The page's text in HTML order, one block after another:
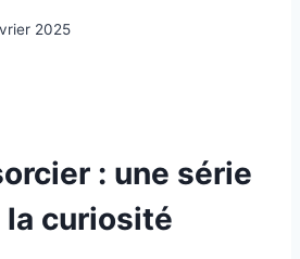
2025
: une série
curiosité